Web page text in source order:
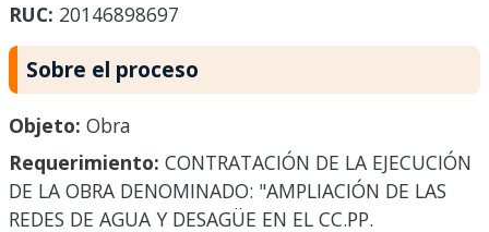
RUC: 20146898697
Sobre el proceso
Objeto: Obra
Requerimiento: CONTRATACIÓN DE LA EJECUCIÓN
DE LA OBRA DENOMINADO: "AMPLIACIÓN DE LAS
REDES DE AGUA Y DESAGÜE EN EL CC.PP.